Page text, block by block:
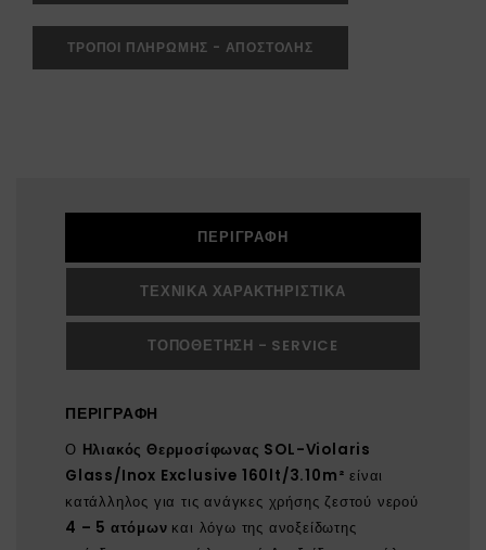
ΤΡΟΠΟΙ ΠΛΗΡΩΜΗΣ - ΑΠΟΣΤΟΛΗΣ
ΠΕΡΙΓΡΑΦΉ
ΤΕΧΝΙΚΆ ΧΑΡΑΚΤΗΡΙΣΤΙΚΆ
ΤΟΠΟΘΈΤΗΣΗ - SERVICE
ΠΕΡΙΓΡΑΦΉ
Ο Ηλιακός Θερμοσίφωνας SOL-Violaris
Glass/Inox Exclusive 160lt/3.10m² είναι
κατάλληλος για τις ανάγκες χρήσης ζεστού νερού
4 – 5 ατόμων και λόγω της ανοξείδωτης